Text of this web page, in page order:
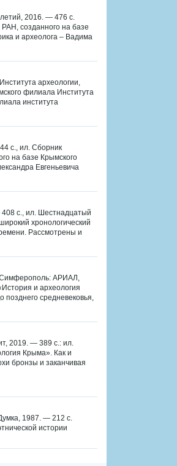
2016. — 476 с.
созданного на базе
и археолога – Вадима
археологии,
филиала Института
института
с., ил. Сборник
на базе Крымского
Евгеньевича
с., ил. Шестнадцатый
хронологический
Рассмотрены и
Симферополь: АРИАЛ,
и археология
средневековья,
2019. — 389 с.: ил.
Крыма». Как и
бронзы и заканчивая
1987. — 212 с.
истории